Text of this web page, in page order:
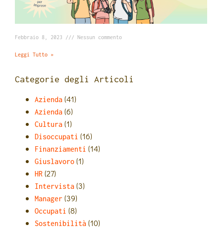
Febbraio 8, 2023 Nessun commento
Leggi Tutto »
Categorie degli Articoli
Azienda (41)
Azienda (6)
Cultura (1)
Disoccupati (16)
Finanziamenti (14)
Giuslavoro (1)
HR (27)
Intervista (3)
Manager (39)
Occupati (8)
Sostenibilità (10)